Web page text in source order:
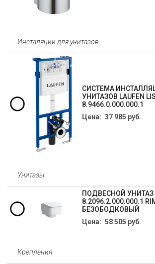
Инсталяции для унитазов
СИСТЕМА
УНИТАЗОВ LAUFEN LIS
8.9466.0.000.000.1
Цена: 37 985 руб.
Унитазы
ПОДВЕСНОЙ УНИТАЗ
8.2096.2.000.000.1
БЕЗОБОДКОВЫЙ
Цена: 58 505 руб.
Крепления